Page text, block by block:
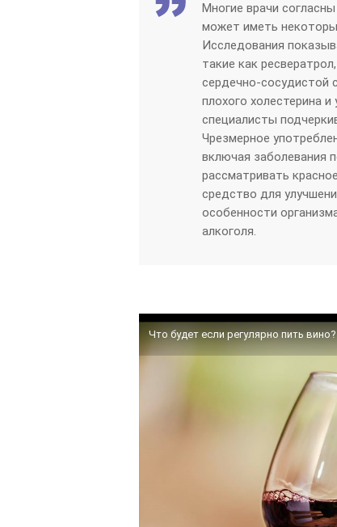
Многие врачи
может иметь
Исследования
такие как
сердечно-сосудистой
плохого холестерина
специалисты
Чрезмерное
включая заболевания
рассматривать
средство для
особенности
алкоголя.
Что будет если регулярно пить